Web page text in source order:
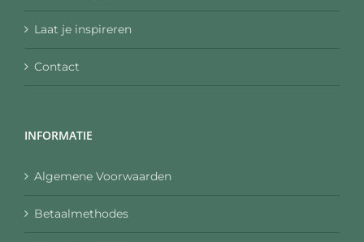
Laat je inspireren
Contact
INFORMATIE
Algemene Voorwaarden
Betaalmethodes